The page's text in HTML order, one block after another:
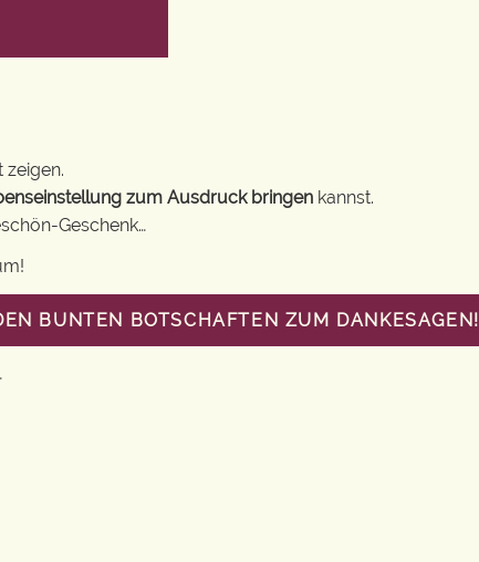
zeigen.
zum Ausdruck bringen kannst.
Geschenk…
BUNTEN BOTSCHAFTEN ZUM DANKESAGEN!